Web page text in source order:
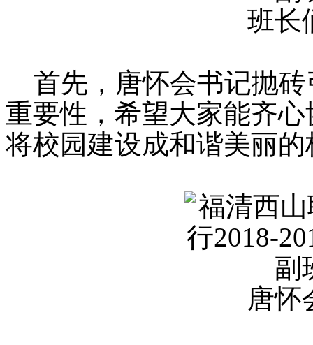
班长
首先，唐怀会书记抛砖
重要性，希望大家能齐
将校园建设成和谐美丽的
唐怀